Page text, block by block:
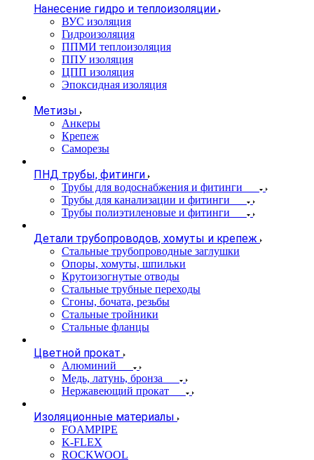
Нанесение гидро и теплоизоляции
ВУС изоляция
Гидроизоляция
ППМИ теплоизоляция
ППУ изоляция
ЦПП изоляция
Эпоксидная изоляция
Метизы
Анкеры
Крепеж
Саморезы
ПНД трубы, фитинги
Трубы для водоснабжения и фитинги
Трубы для канализации и фитинги
Трубы полиэтиленовые и фитинги
Детали трубопроводов, хомуты и крепеж
Стальные трубопроводные заглушки
Опоры, хомуты, шпильки
Крутоизогнутые отводы
Стальные трубные переходы
Сгоны, бочата, резьбы
Стальные тройники
Стальные фланцы
Цветной прокат
Алюминий
Медь, латунь, бронза
Нержавеющий прокат
Изоляционные материалы
FOAMPIPE
K-FLEX
ROCKWOOL